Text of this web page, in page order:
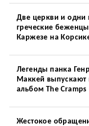
Две церкви и одни
греческие
Каржезе на
Легенды панка
Маккей выпускают
альбом The Cramps
Жестокое